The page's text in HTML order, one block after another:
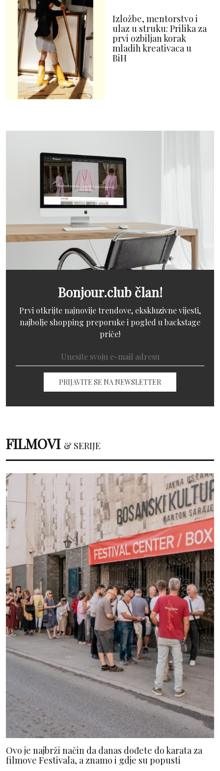
Izložbe, mentorstvo i
ulaz u struku: Prilika za
prvi ozbiljan korak
mladih kreativaca u
BiH
Bonjour.club član!
Prvi otkrijte najnovije trendove, ekskluzivne vijesti,
najbolje shopping preporuke i pogled u backstage
priče!
PRIJAVITE SE NA NEWSLETTER
FILMOVI & SERIJE
Ovo je najbrži način da danas dođete do karata za
filmove Festivala, a znamo i gdje su popusti